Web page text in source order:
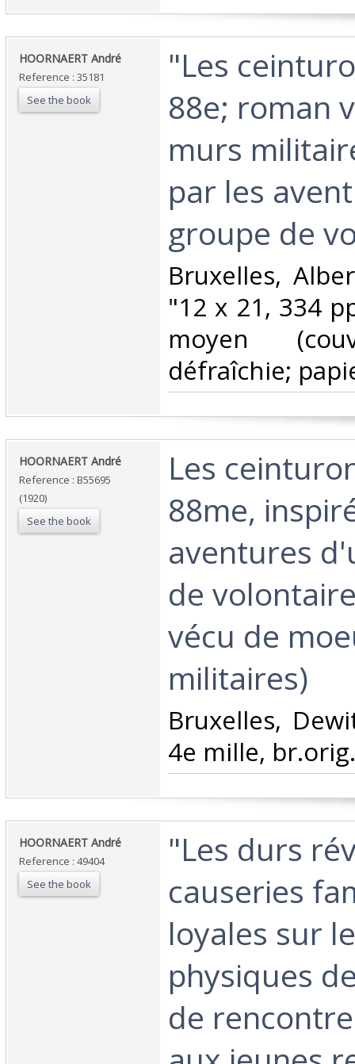
‎HOORNAERT André‎
Reference : 35181
See the book
‎"Les
88e; roman
murs
par les
groupe de
‎Bruxelles,
"12 x 21, 334
moyen
défraîchie;
‎HOORNAERT André‎
Reference : B55695
(1920)
See the book
‎Les
88me,
aventures
de
vécu de
militaires)‎
‎Bruxelles,
4e mille,
‎HOORNAERT André‎
Reference : 49404
See the book
‎"Les durs
causeries
loyales sur
physiques
de